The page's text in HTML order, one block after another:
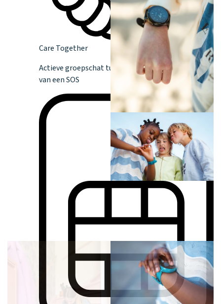
Care Together
Actieve groepschat tussen toezichthouders in geval
van een SOS